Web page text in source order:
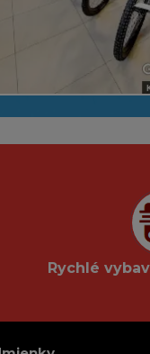
Rychlé